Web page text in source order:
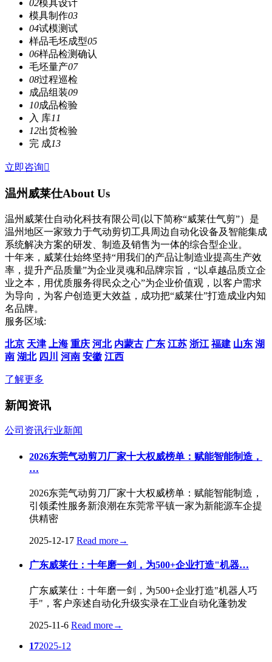
02模具设计
模具制作03
04试模测试
样品毛坯成型05
06样品检测确认
毛坯量产07
08过程巡检
成品组装09
10成品检验
入 库11
12出货检验
完 成13
立即咨询
温州威莱仕About Us
温州威莱仕自动化科技有限公司(以下简称“威莱仕气剪”）是
温州地区一家致力于气动剪切工具周边自动化设备及智能集成
系统解决方案的研发、制造及销售为一体的综合型企业。
十年来，威莱仕始终坚持“用我们的产品让制造业提高生产效
率，提升产品质量”为企业灵魂和品牌宗旨，“以卓越品质立企
业之本，用优质服务得民众之心”为企业价值观，以客户需求
为导向，为客户创造更大效益，成功把“威莱仕”打造成业内知
名品牌。
服务区域:
北京 天津 上海 重庆 河北 内蒙古 广东 江苏 浙江 福建 山东 湖
南 湖北 四川 河南 安徽 江西
了解更多
新闻资讯
公司资讯行业新闻
2026东莞气动剪刀厂家十大权威榜单：赋能智能制造，
…
2026东莞气动剪刀厂家十大权威榜单：赋能智能制造，
引领柔性服务新浪潮在东莞常平镇一家为新能源车企提
供精密
2025-12-17 Read more→
广东威莱仕：十年磨一剑，为500+企业打造"机器…
广东威莱仕：十年磨一剑，为500+企业打造"机器人巧
手"，客户亲述自动化升级实录在工业自动化蓬勃发
2025-11-6 Read more→
172025-12